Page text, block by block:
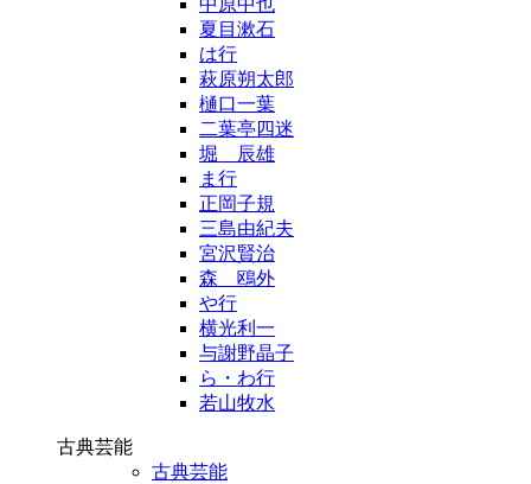
中原中也
夏目漱石
は行
萩原朔太郎
樋口一葉
二葉亭四迷
堀 辰雄
ま行
正岡子規
三島由紀夫
宮沢賢治
森 鴎外
や行
横光利一
与謝野晶子
ら・わ行
若山牧水
古典芸能
古典芸能